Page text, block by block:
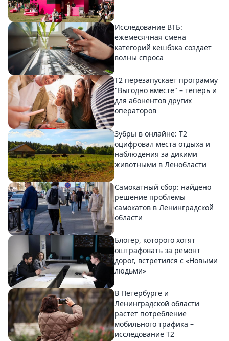
Исследование ВТБ:
ежемесячная смена
категорий кешбэка создает
волны спроса
Т2 перезапускает программу
"Выгодно вместе" – теперь и
для абонентов других
операторов
Зубры в онлайне: Т2
оцифровал места отдыха и
наблюдения за дикими
животными в Ленобласти
Самокатный сбор: найдено
решение проблемы
самокатов в Ленинградской
области
Блогер, которого хотят
оштрафовать за ремонт
дорог, встретился с «Новыми
людьми»
В Петербурге и
Ленинградской области
растет потребление
мобильного трафика –
исследование T2